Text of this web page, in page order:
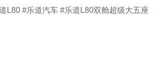
L80 #乐道汽车 #乐道L80双舱超级大五座